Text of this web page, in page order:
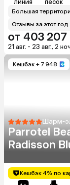
линия песок
Большая
Отзывы за этот год
от 403 207
21 авг. - 23 авг., 2
Кешбэк + 7 948
Шарм-
Parrotel
Radisson
Кешбэк 4% по